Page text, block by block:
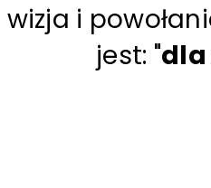
i
jest: "dla